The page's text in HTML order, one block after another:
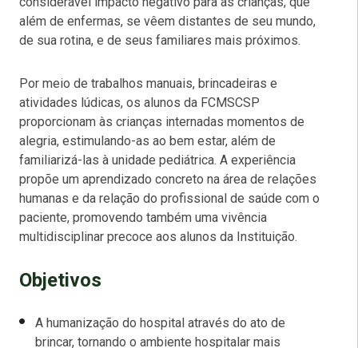
além de enfermas, se vêem distantes de seu mundo,
de sua rotina, e de seus familiares mais próximos.
Por meio de trabalhos manuais, brincadeiras e
atividades lúdicas, os alunos da FCMSCSP
proporcionam às crianças internadas momentos de
alegria, estimulando-as ao bem estar, além de
familiarizá-las à unidade pediátrica. A experiência
propõe um aprendizado concreto na área de relações
humanas e da relação do profissional de saúde com o
paciente, promovendo também uma vivência
multidisciplinar precoce aos alunos da Instituição.
Objetivos
A humanização do hospital através do ato de
brincar, tornando o ambiente hospitalar mais